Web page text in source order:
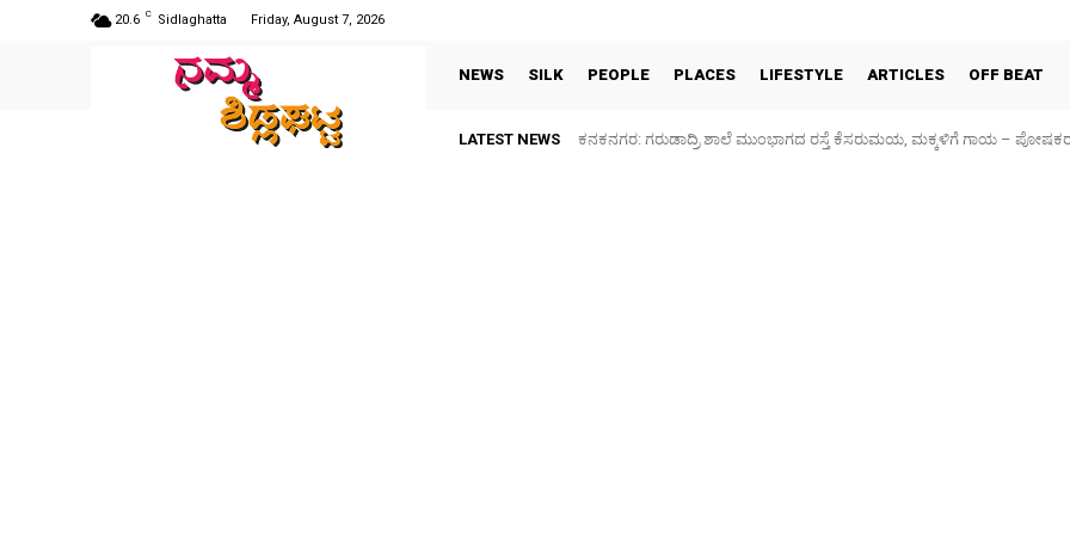
20.6 C Sidlaghatta Friday, August 7, 2026
NEWS SILK PEOPLE PLACES LIFESTYLE ARTICLES OFF BEAT
LATEST NEWS ಕನಕನಗರ: ಗರುಡಾದ್ರಿ ಶಾಲೆ ಮುಂಭಾಗದ ರಸ್ತೆ ಕೆಸರುಮಯ, ಮಕ್ಕಳಿಗೆ ಗಾಯ –